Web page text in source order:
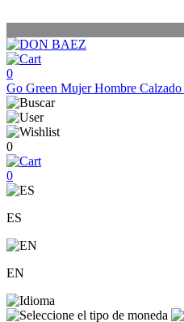
0
Go Green MujerHombre Calzado
0
0
ES
EN